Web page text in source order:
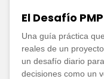
El Desafío
Una guía práctica
reales de un
un desafío diario
decisiones como un